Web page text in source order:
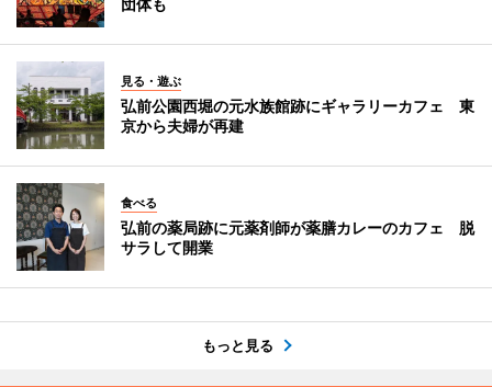
見る・遊ぶ
弘前公園西堀の元水族館跡にギャラリーカフェ 東
京から夫婦が再建
食べる
弘前の薬局跡に元薬剤師が薬膳カレーのカフェ 脱
サラして開業
もっと見る